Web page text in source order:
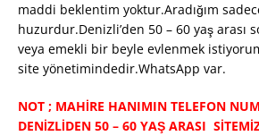
maddi beklentim yoktur.Aradığım
huzurdur.Denizli’den 50 – 60 yaş arası
veya emekli bir beyle evlenmek
site yönetimindedir.WhatsApp var.
NOT ; MAHİRE HANIMIN TELEFON
DENİZLİDEN 50 – 60 YAŞ ARASI